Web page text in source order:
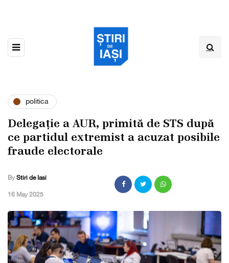
politica
Delegație a AUR, primită de STS după
ce partidul extremist a acuzat posibile
fraude electorale
By Stiri de Iasi
,16 May 2025